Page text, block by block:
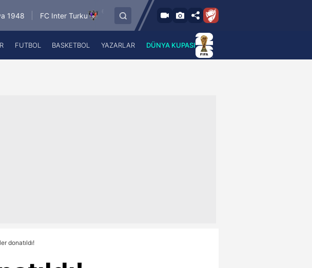
FC Inter Turku
6.8.2026 - Per
18:00
FC Vaduz Jagiellonia Bialystok
A Haber Radyo
FUTBOL BASKETBOL YAZARLAR DÜNYA KUPASI
donatıldı!